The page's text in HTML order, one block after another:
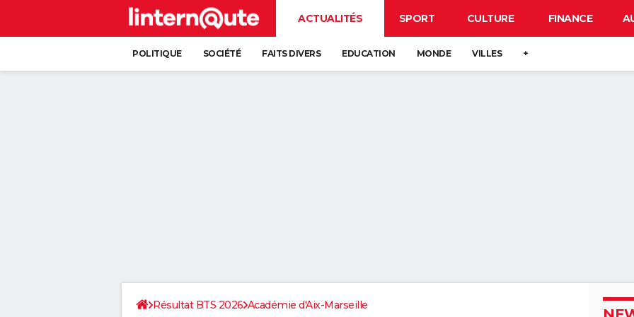
ACTUALITÉS SPORT CULTURE FINANCE
POLITIQUE SOCIÉTÉ FAITS DIVERS EDUCATION MONDE VILLES +
Résultat BTS 2026 Académie d'Aix-Marseille